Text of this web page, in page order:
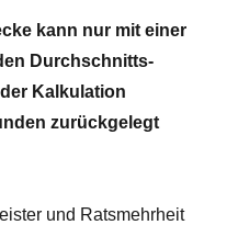
kann nur mit einer
Durchschnitts­
Kalkulation
zurückgelegt
und Ratsmehrheit